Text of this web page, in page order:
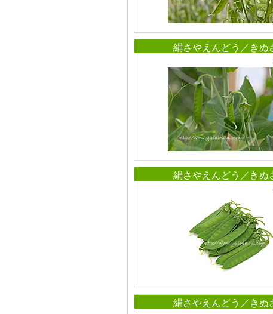
絹さやえんどう／きぬ
絹さやえんどう／きぬ
絹さやえんどう／きぬ